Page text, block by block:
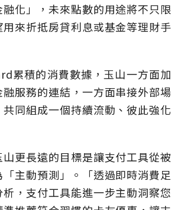
化」，未來點數的用途將不只限
來折抵房貸利息或基金等理財手
累積的消費數據，玉山一方面加
服務的連結，一方面串接外部場
同組成一個持續流動、彼此強化
更長遠的目標是讓支付工具從被
主動預測」。「透過即時消費足
，支付工具能進一步主動洞察您